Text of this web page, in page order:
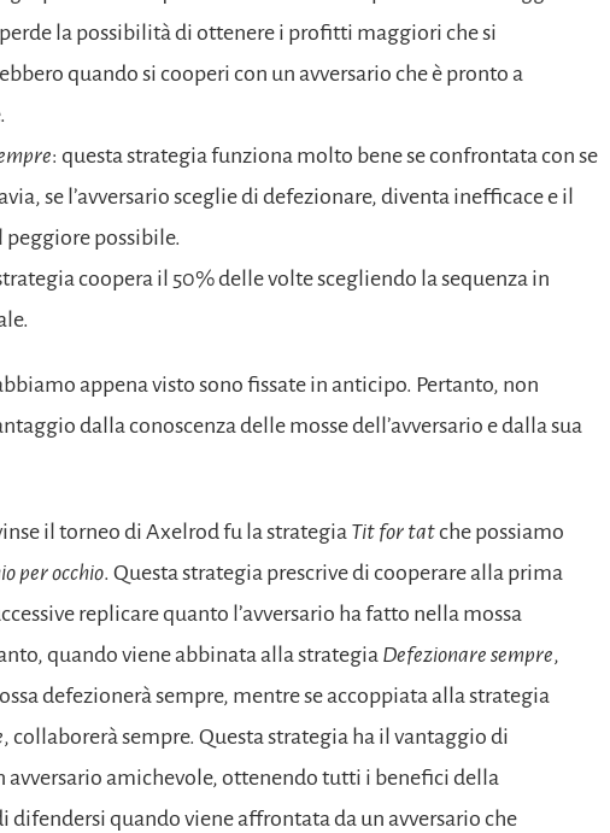
la possibilità di ottenere i profitti maggiori che si
quando si cooperi con un avversario che è pronto a
: questa strategia funziona molto bene se confrontata con se
se l’avversario sceglie di defezionare, diventa inefficace e il
peggiore possibile.
coopera il 50% delle volte scegliendo la sequenza in
appena visto sono fissate in anticipo. Pertanto, non
dalla conoscenza delle mosse dell’avversario e dalla sua
il torneo di Axelrod fu la strategia Tit for tatche possiamo
per occhio. Questa strategia prescrive di cooperare alla prima
replicare quanto l’avversario ha fatto nella mossa
quando viene abbinata alla strategia Defezionare sempre,
defezionerà sempre, mentre se accoppiata alla strategia
, collaborerà sempre. Questa strategia ha il vantaggio di
avversario amichevole, ottenendo tutti i benefici della
difendersi quando viene affrontata da un avversario che